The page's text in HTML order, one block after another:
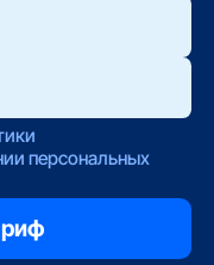
персональных